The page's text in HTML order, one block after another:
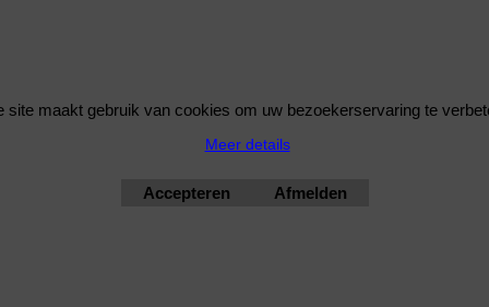
BMW Kwaliteit en Service onder 1 dak
site maakt gebruik van cookies om uw bezoekerservaring te
Meer details
Accepteren Afmelden